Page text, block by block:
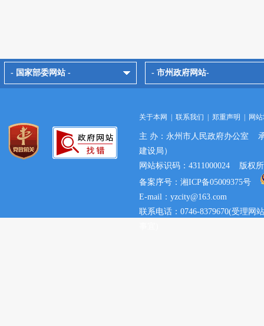
- 国家部委网站 - - 市州政府网站-
关于本网 联系我们 郑重声明 网
主 办：永州市人民政府办公室
建设局）
网站标识码：4311000024 版权
备案序号：湘ICP备05009375号
E-mail：yzcity@163.com
联系电话：0746-8379670(受理网